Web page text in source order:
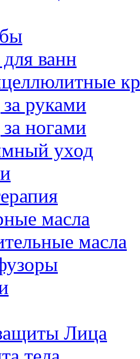
ванн
руками
ногами
уход
масла
масла
Лица